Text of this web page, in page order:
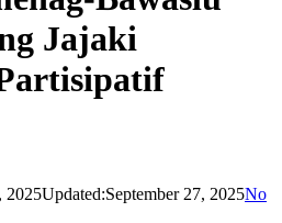
Jajaki
2025Updated:September 27, 2025No